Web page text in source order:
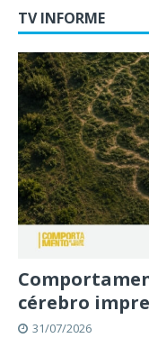
TV INFORME
cérebro
31/07/2026